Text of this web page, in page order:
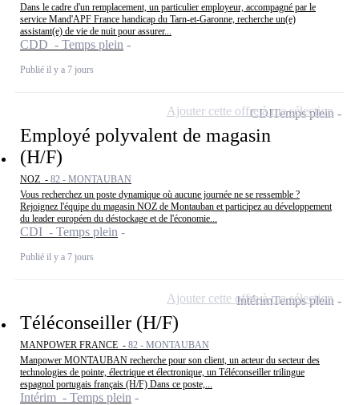
Dans le cadre d'un remplacement, un particulier employeur, accompagné par le
service Mand'APF France handicap du Tarn-et-Garonne, recherche un(e)
assistant(e) de vie de nuit pour assurer...
CDD - Temps plein
Publié il y a 7 jours
Employé polyvalent de magasin
(H/F)
NOZ - 82 - MONTAUBAN
Vous recherchez un poste dynamique où aucune journée ne se ressemble ?
Rejoignez l'équipe du magasin NOZ de Montauban et participez au développement
du leader européen du déstockage et de l'économie...
CDI - Temps plein
Publié il y a 7 jours
CDITemps plein
Ajouter cette offre à ma sélection
Téléconseiller (H/F)
MANPOWER FRANCE - 82 - MONTAUBAN
Manpower MONTAUBAN recherche pour son client, un acteur du secteur des
technologies de pointe, électrique et électronique, un Téléconseiller trilingue
espagnol portugais français (H/F) Dans ce poste,...
Intérim - Temps plein
IntérimTemps plein
Ajouter cette offre à ma sélection